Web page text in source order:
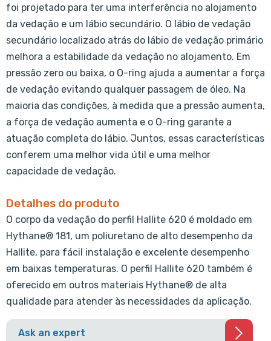
foi projetado para ter uma interferência no alojamento
da vedação e um lábio secundário. O lábio de vedação
secundário localizado atrás do lábio de vedação primário
melhora a estabilidade da vedação no alojamento. Em
pressão zero ou baixa, o O-ring ajuda a aumentar a força
de vedação evitando qualquer passagem de óleo. Na
maioria das condições, à medida que a pressão aumenta,
a força de vedação aumenta e o O-ring garante a
atuação completa do lábio. Juntos, essas características
conferem uma melhor vida útil e uma melhor
capacidade de vedação.
Detalhes do produto
O corpo da vedação do perfil Hallite 620 é moldado em
Hythane® 181, um poliuretano de alto desempenho da
Hallite, para fácil instalação e excelente desempenho
em baixas temperaturas. O perfil Hallite 620 também é
oferecido em outros materiais Hythane® de alta
qualidade para atender às necessidades da aplicação.
Ask an expert